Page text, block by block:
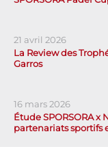
21 avril 2026
La Review des
Garros
16 mars 2026
Étude SPORSORA x
partenariats sportifs